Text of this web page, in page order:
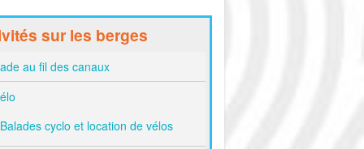
sur les berges
au fil des canaux
Balades cyclo et location de vélos